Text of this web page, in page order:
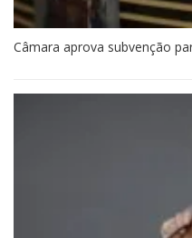
Câmara aprova subvenção